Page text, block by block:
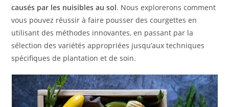
causés par les nuisibles au sol. Nous explorerons comment
vous pouvez réussir à faire pousser des courgettes en
utilisant des méthodes innovantes, en passant par la
sélection des variétés appropriées jusqu’aux techniques
spécifiques de plantation et de soin.